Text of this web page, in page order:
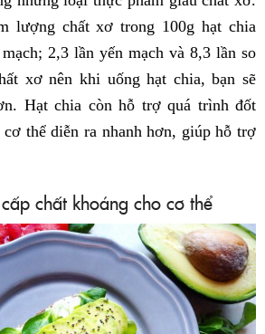
lượng chất xơ trong 100g hạt chia
2,3 lần yến mạch và 8,3 lần so
xơ nên khi uống hạt chia, bạn sẽ
Hạt chia còn hỗ trợ quá trình đốt
thể diễn ra nhanh hơn, giúp hỗ trợ
chất khoáng cho cơ thể